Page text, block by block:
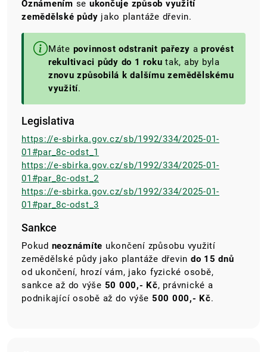
Oznámením se ukončuje způsob využití
zemědělské půdy jako plantáže dřevin.
Máte povinnost odstranit pařezy a provést
rekultivaci půdy do 1 roku tak, aby byla
znovu způsobilá k dalšímu zemědělskému
využití.
Legislativa
https://e-sbirka.gov.cz/sb/1992/334/2025-01-
01#par_8c-odst_1
https://e-sbirka.gov.cz/sb/1992/334/2025-01-
01#par_8c-odst_2
https://e-sbirka.gov.cz/sb/1992/334/2025-01-
01#par_8c-odst_3
Sankce
Pokud neoznámíte ukončení způsobu využití
zemědělské půdy jako plantáže dřevin do 15 dnů
od ukončení, hrozí vám, jako fyzické osobě,
sankce až do výše 50 000,- Kč, právnické a
podnikající osobě až do výše 500 000,- Kč.